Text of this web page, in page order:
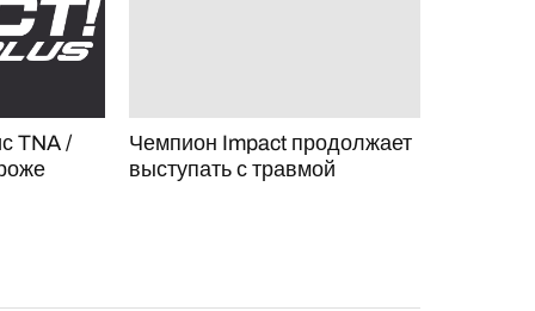
TNA /
Чемпион Impact продолжает
выступать с травмой